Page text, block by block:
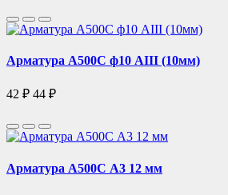
Арматура А500С ф10 АIII (10мм)
42 ₽ 44 ₽
Арматура А500С А3 12 мм